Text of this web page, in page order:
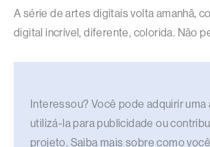
A série de artes digitais volta amanhã,
digital incrível, diferente, colorida. Não
Interessou? Você pode adquirir uma
utilizá-la para publicidade ou
projeto. Saiba mais sobre como